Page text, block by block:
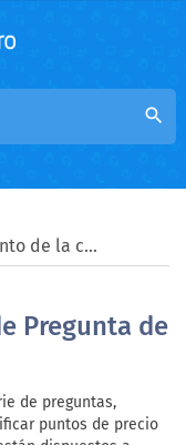
search
Base de conocimiento de la comunidad
Pregunta de
de preguntas,
puntos de precio